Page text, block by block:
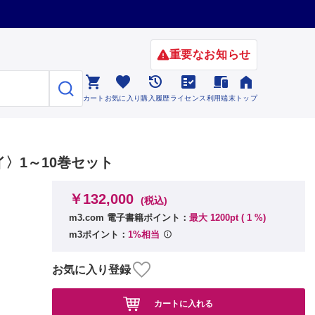
重要なお知らせ

カート

お気に入り

購入履歴

ライセンス

利用端末

トップ
〉1～10巻セット
￥132,000 (税込)
m3.com 電子書籍ポイント： 最大 1200pt ( 1 %)
m3ポイント： 1%相当
お気に入り登録
カートに入れる